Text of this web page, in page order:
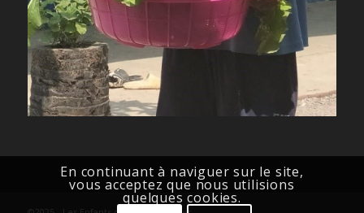
En continuant à naviguer sur le site,
vous acceptez que nous utilisions
quelques cookies.